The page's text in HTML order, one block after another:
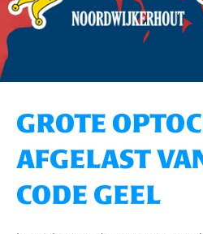
GROTE
AFGELAST
CODE GEEL